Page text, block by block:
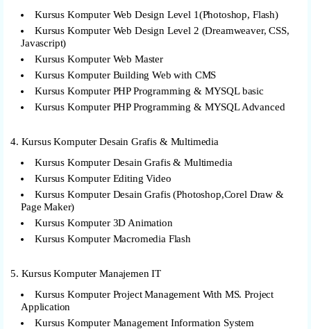
Kursus Komputer Web Design Level 1(Photoshop, Flash)
Kursus Komputer Web Design Level 2 (Dreamweaver, CSS,
Javascript)
Kursus Komputer Web Master
Kursus Komputer Building Web with CMS
Kursus Komputer PHP Programming & MYSQL basic
Kursus Komputer PHP Programming & MYSQL Advanced
4. Kursus Komputer Desain Grafis & Multimedia
Kursus Komputer Desain Grafis & Multimedia
Kursus Komputer Editing Video
Kursus Komputer Desain Grafis (Photoshop,Corel Draw &
Page Maker)
Kursus Komputer 3D Animation
Kursus Komputer Macromedia Flash
5. Kursus Komputer Manajemen IT
Kursus Komputer Project Management With MS. Project
Application
Kursus Komputer Management Information System